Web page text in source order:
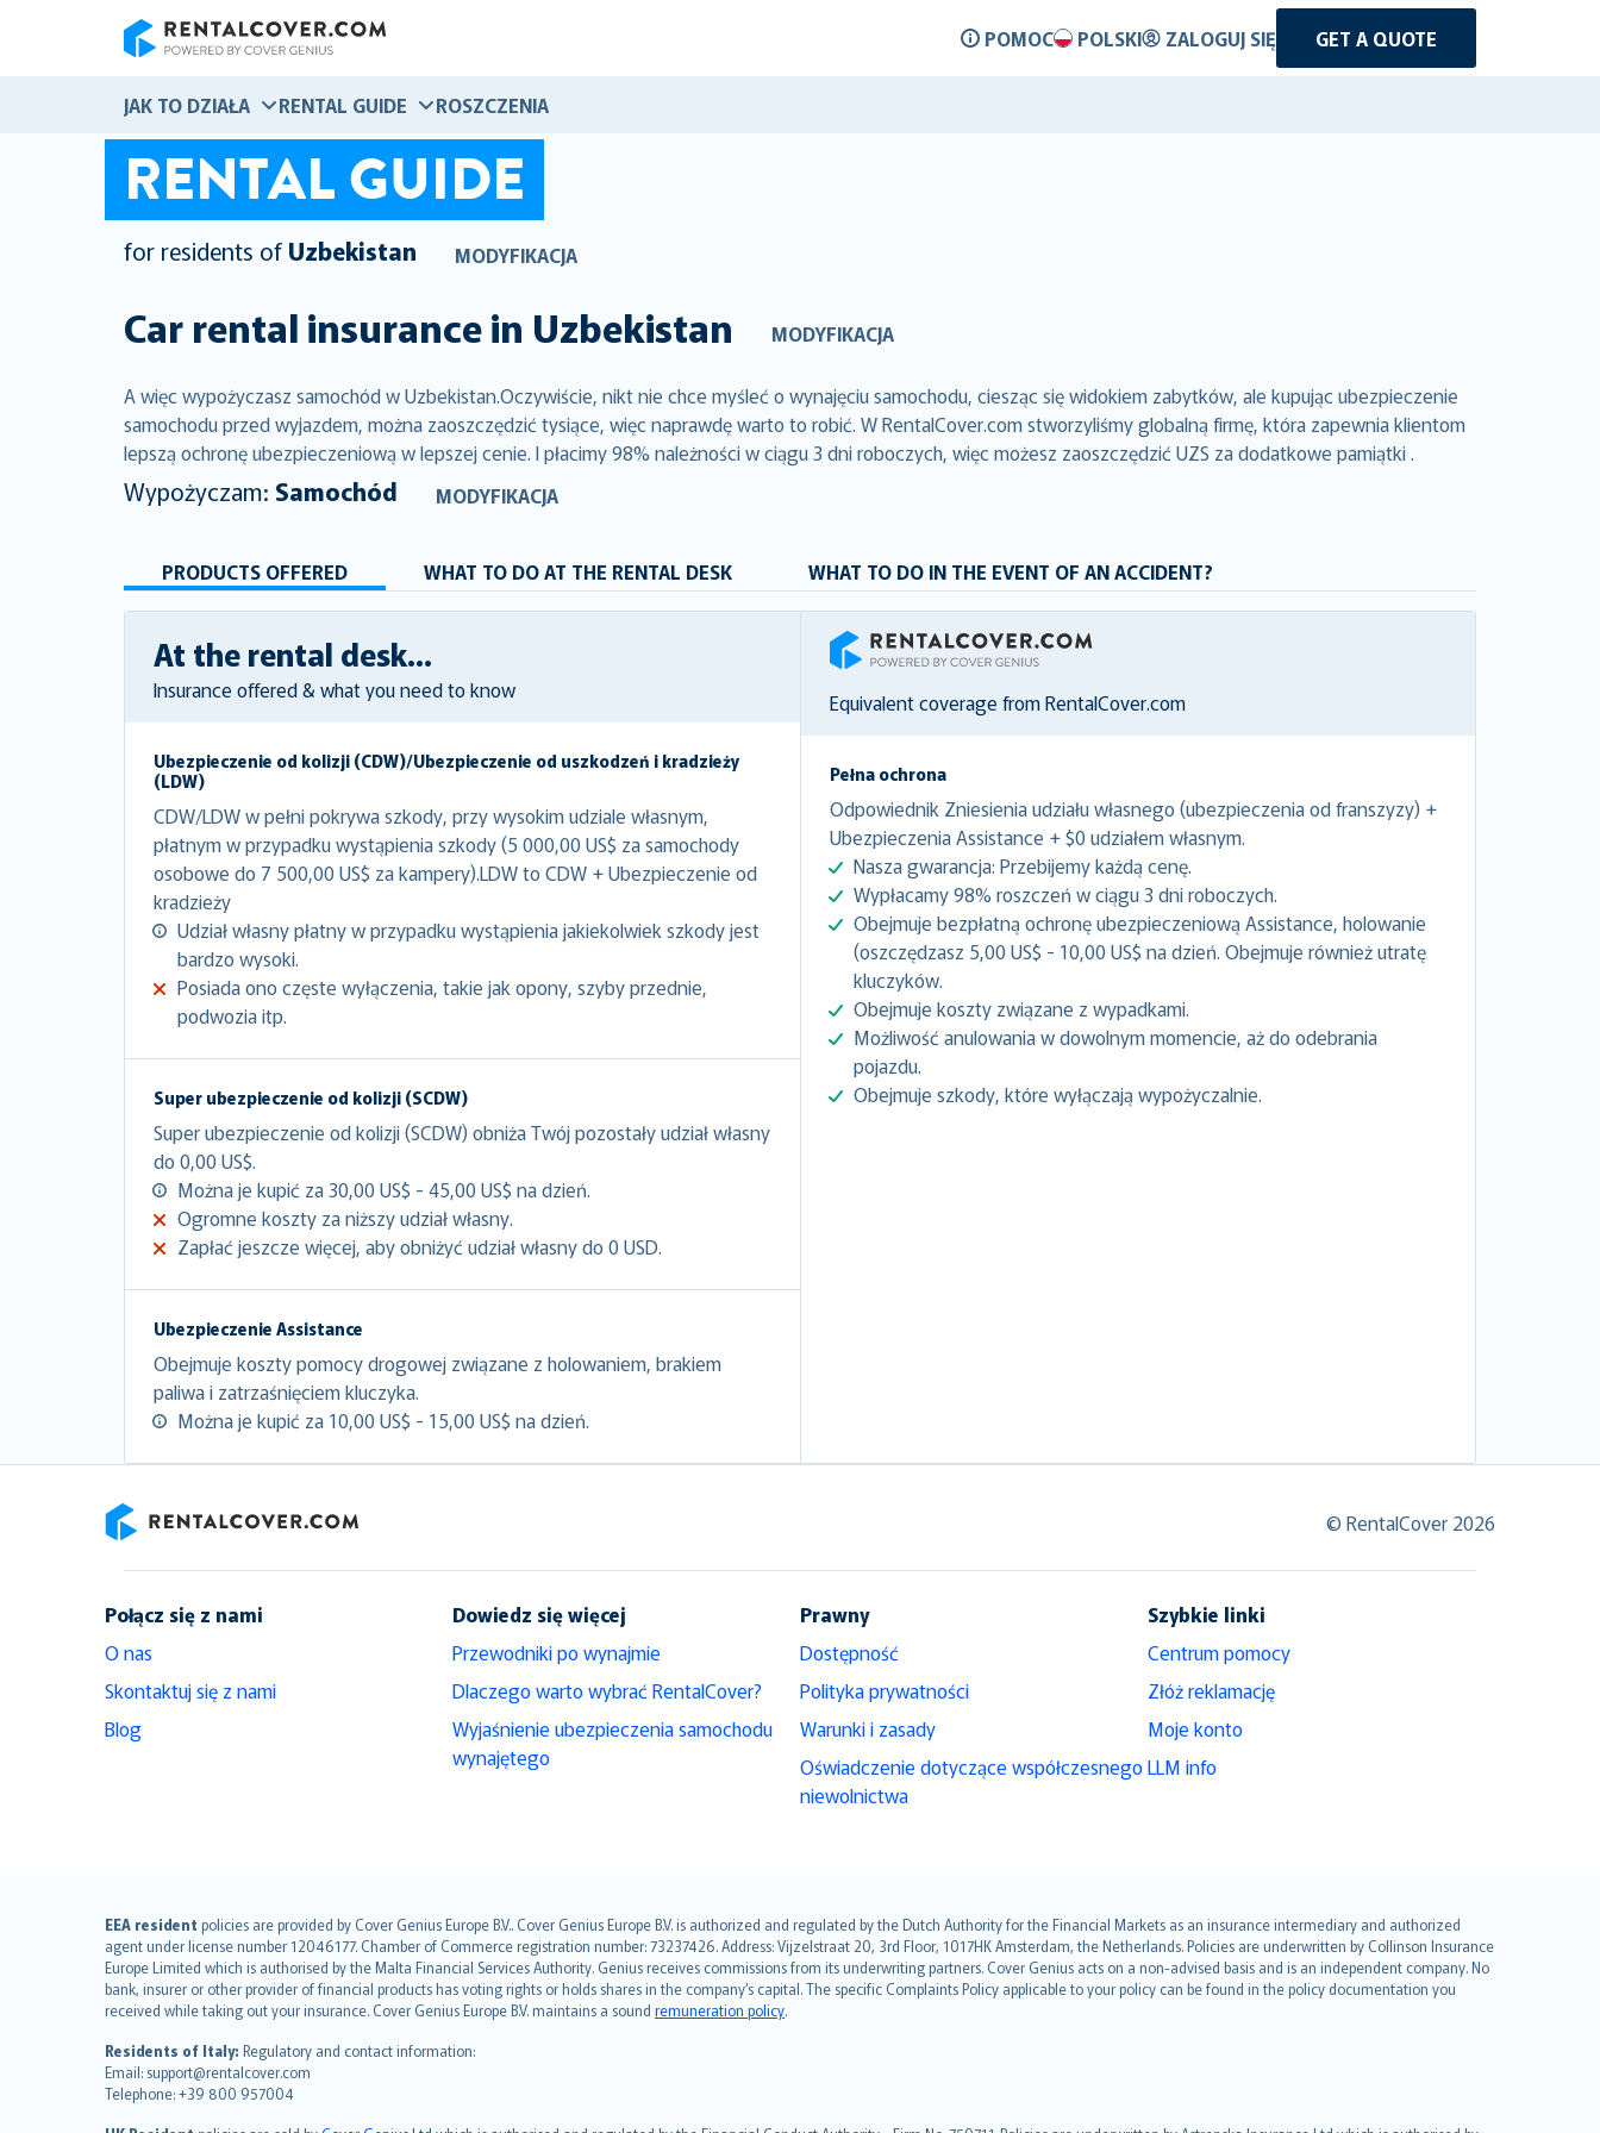
POMOC POLSKI ZALOGUJ SIĘ GET A QUOTE
JAK TO DZIAŁA RENTAL GUIDE ROSZCZENIA
RENTAL GUIDE
for residents of Uzbekistan MODYFIKACJA
Car rental insurance in Uzbekistan MODYFIKACJA
A więc wypożyczasz samochód w Uzbekistan.Oczywiście, nikt nie chce myśleć o wynajęciu samochodu, ciesząc się widokiem zabytków, ale kupując ubezpieczenie
samochodu przed wyjazdem, można zaoszczędzić tysiące, więc naprawdę warto to robić. W RentalCover.com stworzyliśmy globalną firmę, która zapewnia klientom
lepszą ochronę ubezpieczeniową w lepszej cenie. I płacimy 98% należności w ciągu 3 dni roboczych, więc możesz zaoszczędzić UZS za dodatkowe pamiątki .
Wypożyczam: Samochód MODYFIKACJA
PRODUCTS OFFERED WHAT TO DO AT THE RENTAL DESK WHAT TO DO IN THE EVENT OF AN ACCIDENT?
At the rental desk...
Insurance offered & what you need to know
Ubezpieczenie od kolizji (CDW)/Ubezpieczenie od uszkodzeń i kradzieży
(LDW)
CDW/LDW w pełni pokrywa szkody, przy wysokim udziale własnym,
płatnym w przypadku wystąpienia szkody (5 000,00 US$ za samochody
osobowe do 7 500,00 US$ za kampery).LDW to CDW + Ubezpieczenie od
kradzieży
Udział własny płatny w przypadku wystąpienia jakiekolwiek szkody jest
bardzo wysoki.
Posiada ono częste wyłączenia, takie jak opony, szyby przednie,
podwozia itp.
Super ubezpieczenie od kolizji (SCDW)
Super ubezpieczenie od kolizji (SCDW) obniża Twój pozostały udział własny
do 0,00 US$.
Można je kupić za 30,00 US$ - 45,00 US$ na dzień.
Ogromne koszty za niższy udział własny.
Zapłać jeszcze więcej, aby obniżyć udział własny do 0 USD.
Ubezpieczenie Assistance
Obejmuje koszty pomocy drogowej związane z holowaniem, brakiem
paliwa i zatrzaśnięciem kluczyka.
Można je kupić za 10,00 US$ - 15,00 US$ na dzień.
RentalCover
Equivalent coverage from RentalCover.com
Pełna ochrona
Odpowiednik Zniesienia udziału własnego (ubezpieczenia od franszyzy) +
Ubezpieczenia Assistance + $0 udziałem własnym.
Nasza gwarancja: Przebijemy każdą cenę.
Wypłacamy 98% roszczeń w ciągu 3 dni roboczych.
Obejmuje bezpłatną ochronę ubezpieczeniową Assistance, holowanie
(oszczędzasz 5,00 US$ - 10,00 US$ na dzień. Obejmuje również utratę
kluczyków.
Obejmuje koszty związane z wypadkami.
Możliwość anulowania w dowolnym momencie, aż do odebrania
pojazdu.
Obejmuje szkody, które wyłączają wypożyczalnie.
© RentalCover 2026
Połącz się z nami
O nas
Skontaktuj się z nami
Blog
Dowiedz się więcej
Przewodniki po wynajmie
Dlaczego warto wybrać RentalCover?
Wyjaśnienie ubezpieczenia samochodu
wynajętego
Prawny
Dostępność
Polityka prywatności
Warunki i zasady
Oświadczenie dotyczące współczesnego
niewolnictwa
Szybkie linki
Centrum pomocy
Złóż reklamację
Moje konto
LLM info
EEA resident policies are provided by Cover Genius Europe B.V.. Cover Genius Europe B.V. is authorized and regulated by the Dutch Authority for the Financial Markets as an insurance intermediary and authorized
agent under license number 12046177. Chamber of Commerce registration number: 73237426. Address: Vijzelstraat 20, 3rd Floor, 1017HK Amsterdam, the Netherlands. Policies are underwritten by Collinson Insurance
Europe Limited which is authorised by the Malta Financial Services Authority. Genius receives commissions from its underwriting partners. Cover Genius acts on a non-advised basis and is an independent company. No
bank, insurer or other provider of financial products has voting rights or holds shares in the company’s capital. The specific Complaints Policy applicable to your policy can be found in the policy documentation you
received while taking out your insurance. Cover Genius Europe B.V. maintains a sound remuneration policy.
Residents of Italy: Regulatory and contact information:
Email: support@rentalcover.com
Telephone: +39 800 957004
English (UK)
English (US)
Deutsch
français
Nederlands
español
italiano
简体中文